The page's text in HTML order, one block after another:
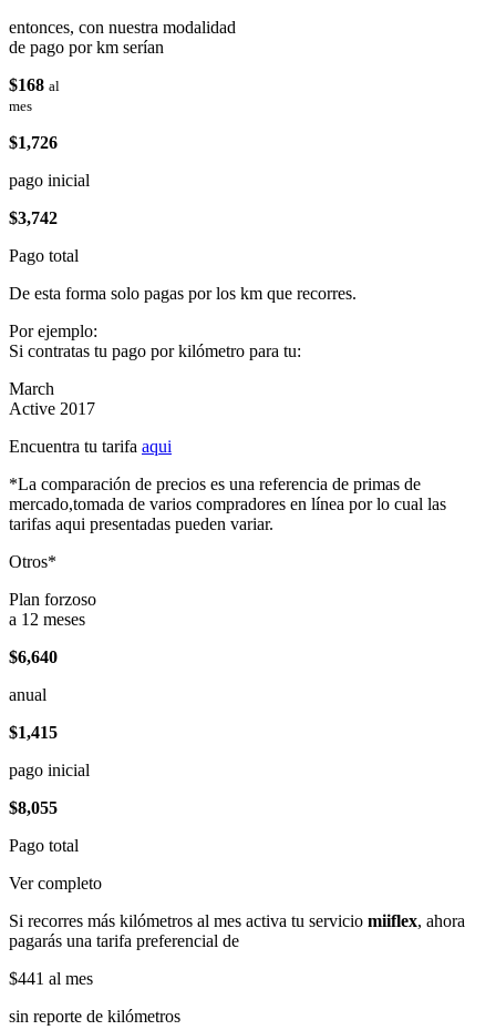
entonces, con nuestra modalidad
de pago por km serían
$168 al
mes
$1,726
pago inicial
$3,742
Pago total
De esta forma solo pagas por los km que recorres.
Por ejemplo:
Si contratas tu pago por kilómetro para tu:
March
Active 2017
Encuentra tu tarifa aqui
*La comparación de precios es una referencia de primas de
mercado,tomada de varios compradores en línea por lo cual las
tarifas aqui presentadas pueden variar.
Otros*
Plan forzoso
a 12 meses
$6,640
anual
$1,415
pago inicial
$8,055
Pago total
Ver completo
Si recorres más kilómetros al mes activa tu servicio miiflex, ahora
pagarás una tarifa preferencial de
$441 al mes
sin reporte de kilómetros